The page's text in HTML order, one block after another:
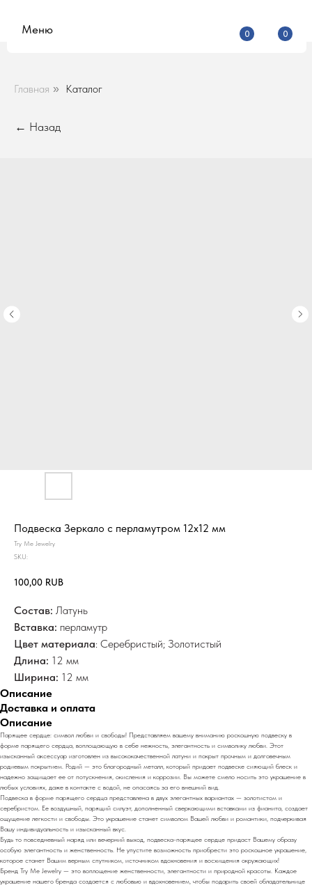
Главная » Каталог
← Назад
Подвеска Зеркало с перламутром 12х12 мм
Try Me Jewelry
SKU:
100,00 RUB
Состав: Латунь
Вставка: перламутр
Цвет материала: Серебристый; Золотистый
Длина: 12 мм
Ширина: 12 мм
Описание
Доставка и оплата
Описание
Парящее сердце: символ любви и свободы! Представляем вашему вниманию роскошную подвеску в
форме парящего сердца, воплощающую в себе нежность, элегантность и символику любви. Этот
изысканный аксессуар изготовлен из высококачественной латуни и покрыт прочным и долговечным
родиевым покрытием. Родий — это благородный металл, который придает подвеске сияющий блеск и
надежно защищает ее от потускнения, окисления и коррозии. Вы можете смело носить это украшение в
любых условиях, даже в контакте с водой, не опасаясь за его внешний вид.
Подвеска в форме парящего сердца представлена в двух элегантных вариантах — золотистом и
серебристом. Ее воздушный, парящий силуэт, дополненный сверкающими вставками из фианита, создает
ощущение легкости и свободы. Это украшение станет символом Вашей любви и романтики, подчеркивая
Вашу индивидуальность и изысканный вкус.
Будь то повседневный наряд или вечерний выход, подвеска-парящее сердце придаст Вашему образу
особую элегантность и женственность. Не упустите возможность приобрести это роскошное украшение,
которое станет Вашим верным спутником, источником вдохновения и восхищения окружающих!
Бренд Try Me Jewelry — это воплощение женственности, элегантности и природной красоты. Каждое
украшение нашего бренда создается с любовью и вдохновением, чтобы подарить своей обладательнице